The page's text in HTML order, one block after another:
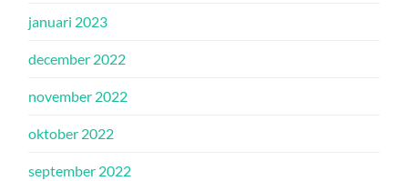
januari 2023
december 2022
november 2022
oktober 2022
september 2022